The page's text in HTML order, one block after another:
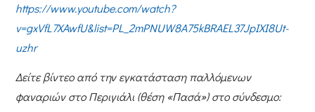
https://www.youtube.com/watch?
v=gxVfL7XAwfU&list=PL_2mPNUW8A75kBRAEL37JpIXI8Ut-
uzhr
Δείτε βίντεο από την εγκατάσταση παλλόμενων
φαναριών στο Περιγιάλι (θέση «Πασά») στο σύνδεσμο: